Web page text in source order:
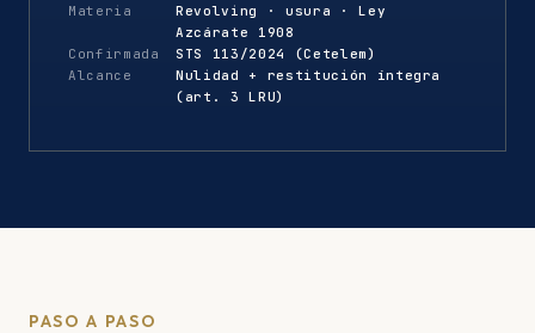
Materia
Revolving · usura · Ley
Azcárate 1908
Confirmada
STS 113/2024 (Cetelem)
Alcance
Nulidad + restitución íntegra
(art. 3 LRU)
PASO A PASO